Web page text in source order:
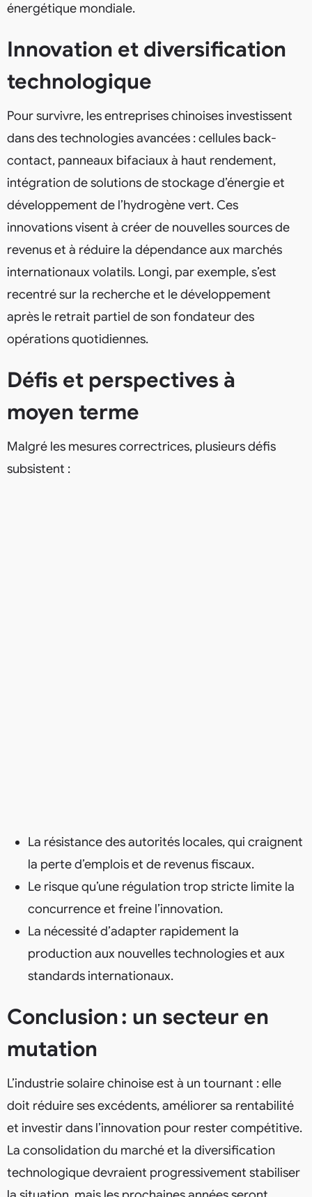
énergétique mondiale.
Innovation et diversification
technologique
Pour survivre, les entreprises chinoises investissent
dans des technologies avancées : cellules back-
contact, panneaux bifaciaux à haut rendement,
intégration de solutions de stockage d’énergie et
développement de l’hydrogène vert. Ces
innovations visent à créer de nouvelles sources de
revenus et à réduire la dépendance aux marchés
internationaux volatils. Longi, par exemple, s’est
recentré sur la recherche et le développement
après le retrait partiel de son fondateur des
opérations quotidiennes.
Défis et perspectives à
moyen terme
Malgré les mesures correctrices, plusieurs défis
subsistent :
La résistance des autorités locales, qui craignent
la perte d’emplois et de revenus fiscaux.
Le risque qu’une régulation trop stricte limite la
concurrence et freine l’innovation.
La nécessité d’adapter rapidement la
production aux nouvelles technologies et aux
standards internationaux.
Conclusion : un secteur en
mutation
L’industrie solaire chinoise est à un tournant : elle
doit réduire ses excédents, améliorer sa rentabilité
et investir dans l’innovation pour rester compétitive.
La consolidation du marché et la diversification
technologique devraient progressivement stabiliser